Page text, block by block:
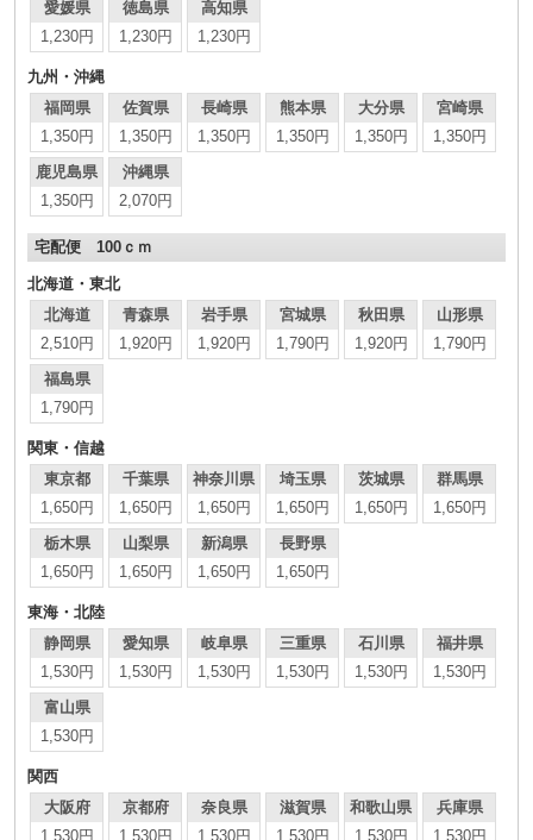
愛媛県
1,230円
徳島県
1,230円
高知県
1,230円
九州・沖縄
福岡県
1,350円
佐賀県
1,350円
長崎県
1,350円
熊本県
1,350円
大分県
1,350円
宮崎県
1,350円
鹿児島県
1,350円
沖縄県
2,070円
宅配便 100ｃｍ
北海道・東北
北海道
2,510円
青森県
1,920円
岩手県
1,920円
宮城県
1,790円
秋田県
1,920円
山形県
1,790円
福島県
1,790円
関東・信越
東京都
1,650円
千葉県
1,650円
神奈川県
1,650円
埼玉県
1,650円
茨城県
1,650円
群馬県
1,650円
栃木県
1,650円
山梨県
1,650円
新潟県
1,650円
長野県
1,650円
東海・北陸
静岡県
1,530円
愛知県
1,530円
岐阜県
1,530円
三重県
1,530円
石川県
1,530円
福井県
1,530円
富山県
1,530円
関西
大阪府
1,530円
京都府
1,530円
奈良県
1,530円
滋賀県
1,530円
和歌山県
1,530円
兵庫県
1,530円